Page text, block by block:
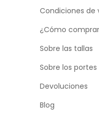
Condiciones de
¿Cómo
Sobre las tallas
Sobre los portes
Devoluciones
Blog